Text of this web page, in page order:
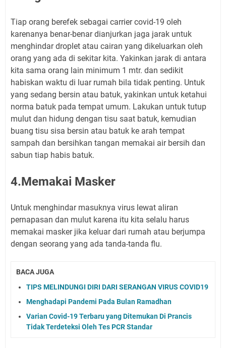
Tiap orang berefek sebagai carrier covid-19 oleh
karenanya benar-benar dianjurkan jaga jarak untuk
menghindar droplet atau cairan yang dikeluarkan oleh
orang yang ada di sekitar kita. Yakinkan jarak di antara
kita sama orang lain minimum 1 mtr. dan sedikit
habiskan waktu di luar rumah bila tidak penting. Untuk
yang sedang bersin atau batuk, yakinkan untuk ketahui
norma batuk pada tempat umum. Lakukan untuk tutup
mulut dan hidung dengan tisu saat batuk, kemudian
buang tisu sisa bersin atau batuk ke arah tempat
sampah dan bersihkan tangan memakai air bersih dan
sabun tiap habis batuk.
4.Memakai Masker
Untuk menghindar masuknya virus lewat aliran
pernapasan dan mulut karena itu kita selalu harus
memakai masker jika keluar dari rumah atau berjumpa
dengan seorang yang ada tanda-tanda flu.
BACA JUGA
TIPS MELINDUNGI DIRI DARI SERANGAN VIRUS COVID19
Menghadapi Pandemi Pada Bulan Ramadhan
Varian Covid-19 Terbaru yang Ditemukan Di Prancis
Tidak Terdeteksi Oleh Tes PCR Standar